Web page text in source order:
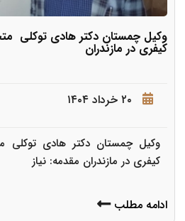
وکیل چمستان دکتر هادی
کیفری در مازندران
۲۰ خرداد ۱۴۰۴
وکیل چمستان دکتر هادی
کیفری در مازندران مقدمه: نیاز
ادامه مطلب